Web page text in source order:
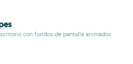
con fondos de pantalla animados